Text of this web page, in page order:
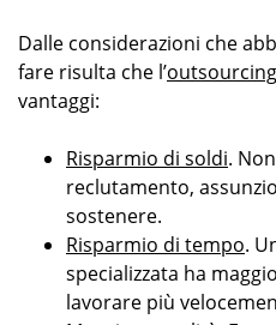
Dalle considerazioni che
fare risulta che l’
vantaggi:
Risparmio di soldi.
reclutamento,
sostenere.
Risparmio di tempo.
specializzata ha
lavorare più